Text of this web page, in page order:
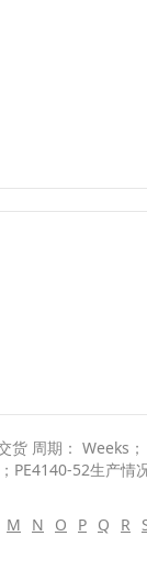
货 周期：
PE4140-52生产
M N O P Q R